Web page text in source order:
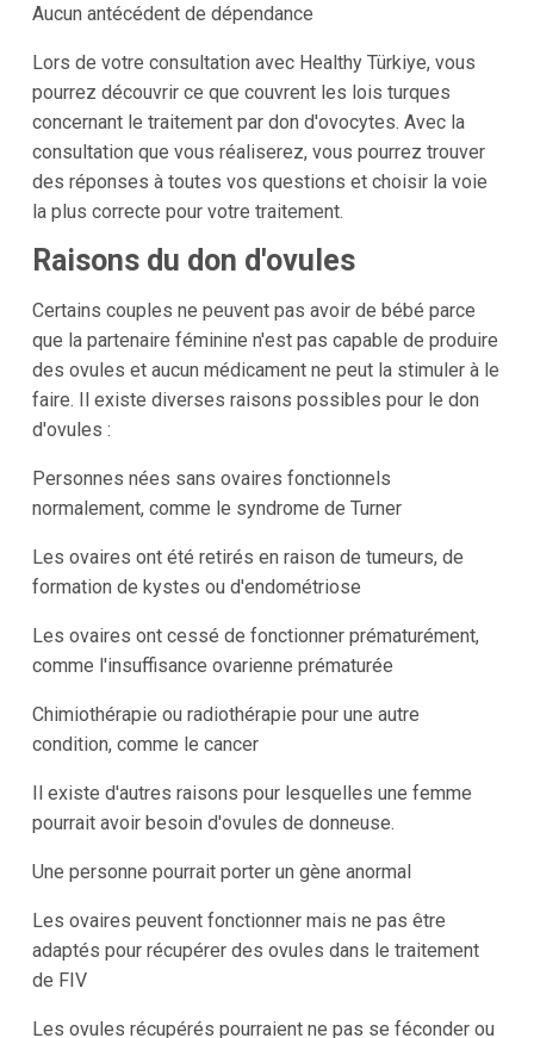
Aucun antécédent de dépendance
Lors de votre consultation avec Healthy Türkiye, vous
pourrez découvrir ce que couvrent les lois turques
concernant le traitement par don d'ovocytes. Avec la
consultation que vous réaliserez, vous pourrez trouver
des réponses à toutes vos questions et choisir la voie
la plus correcte pour votre traitement.
Raisons du don d'ovules
Certains couples ne peuvent pas avoir de bébé parce
que la partenaire féminine n'est pas capable de produire
des ovules et aucun médicament ne peut la stimuler à le
faire. Il existe diverses raisons possibles pour le don
d'ovules :
Personnes nées sans ovaires fonctionnels
normalement, comme le syndrome de Turner
Les ovaires ont été retirés en raison de tumeurs, de
formation de kystes ou d'endométriose
Les ovaires ont cessé de fonctionner prématurément,
comme l'insuffisance ovarienne prématurée
Chimiothérapie ou radiothérapie pour une autre
condition, comme le cancer
Il existe d'autres raisons pour lesquelles une femme
pourrait avoir besoin d'ovules de donneuse.
Une personne pourrait porter un gène anormal
Les ovaires peuvent fonctionner mais ne pas être
adaptés pour récupérer des ovules dans le traitement
de FIV
Les ovules récupérés pourraient ne pas se féconder ou